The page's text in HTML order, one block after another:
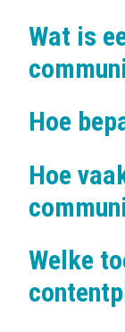
Wat is
Hoe
Hoe
Welke